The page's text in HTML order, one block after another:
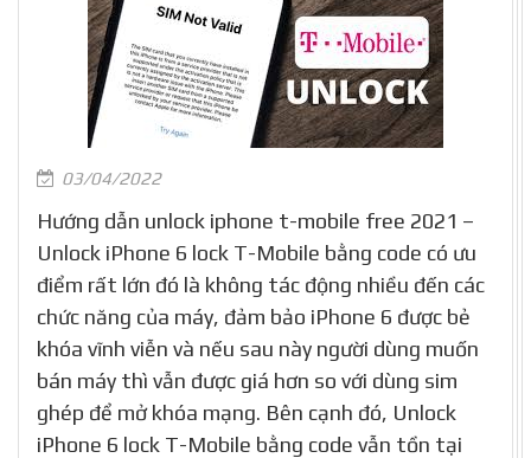
03/04/2022
Hướng dẫn unlock iphone t-mobile free 2021 –
Unlock iPhone 6 lock T-Mobile bằng code có ưu
điểm rất lớn đó là không tác động nhiều đến các
chức năng của máy, đảm bảo iPhone 6 được bẻ
khóa vĩnh viễn và nếu sau này người dùng muốn
bán máy thì vẫn được giá hơn so với dùng sim
ghép để mở khóa mạng. Bên cạnh đó, Unlock
iPhone 6 lock T-Mobile bằng code vẫn tồn tại